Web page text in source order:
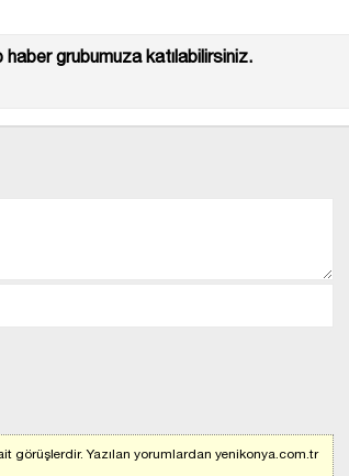
grubumuza katılabilirsiniz.
görüşlerdir. Yazılan yorumlardan yenikonya.com.tr